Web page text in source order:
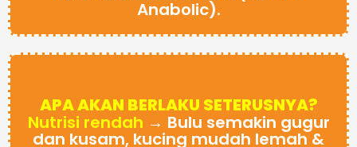
Anabolic).
APA AKAN BERLAKU SETERUSNYA?
Nutrisi rendah → Bulu semakin gugur
dan kusam, kucing mudah lemah &